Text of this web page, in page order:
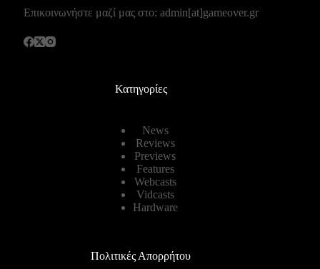
Επικοινωνήστε μαζί μας στο: admin[at]gameover.gr
Κατηγορίες
News
Reviews
Previews
Features
Webcasts
Vidcasts
Hardware
Πολιτικές Απορρήτου